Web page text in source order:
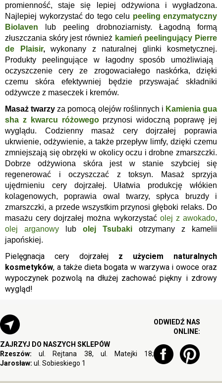
promienność, staje się lepiej odżywiona i wygładzona.
Najlepiej wykorzystać do tego celu peeling enzymatyczny
Biolaven lub peeling drobnoziarnisty. Łagodną formą
złuszczania skóry jest również kamień peelingujący Pierre
de Plaisir, wykonany z naturalnej glinki kosmetycznej.
Produkty peelingujące w łagodny sposób umożliwiają
oczyszczenie cery ze zrogowaciałego naskórka, dzięki
czemu skóra efektywniej będzie przyswajać składniki
odżywcze z maseczek i kremów.
Masaż twarzy za pomocą olejów roślinnych i Kamienia gua
sha z kwarcu różowegoprzynosi widoczną poprawę jej
wyglądu. Codzienny masaż cery dojrzałej poprawia
ukrwienie, odżywienie, a także przepływ limfy, dzięki czemu
zmniejszają się obrzęki w okolicy oczu i drobne zmarszczki.
Dobrze odżywiona skóra jest w stanie szybciej się
regenerować i oczyszczać z toksyn. Masaż sprzyja
ujędrnieniu cery dojrzałej. Ułatwia produkcję włókien
kolagenowych, poprawia owal twarzy, spłyca bruzdy i
zmarszczki, a przede wszystkim przynosi głęboki relaks. Do
masażu cery dojrzałej można wykorzystać olej z awokado,
olej arganowy lub olej Tsubaki otrzymany z kamelii
japońskiej.
Pielęgnacja cery dojrzałej z użyciem naturalnych
kosmetyków, a także dieta bogata w warzywa i owoce oraz
wypoczynek pozwolą na dłużej zachować piękny i zdrowy
wygląd!
ZAJRZYJ DO NASZYCH SKLEPÓW
Rzeszów: ul. Rejtana 38, ul. Matejki 18;
Jarosław: ul. Sobieskiego 1
ODWIEDŹ NAS
ONLINE: